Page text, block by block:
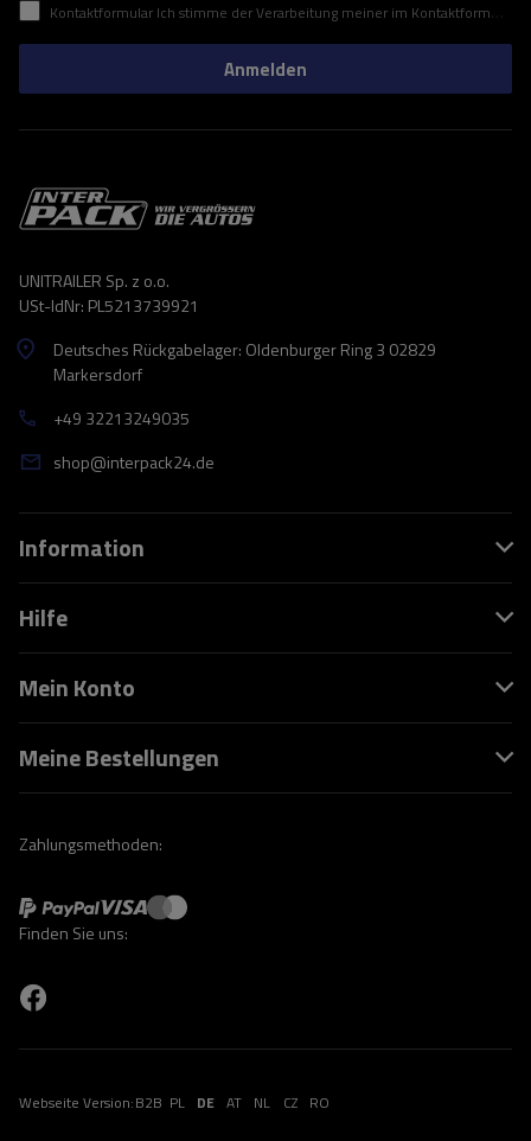
Kontaktformular Ich stimme der Verarbeitung meiner im Kontaktformular enthaltenen personenbezogenen Daten gemäß der Verordnung (EU) des Europäischen Parlaments und des Rates zu.
Anmelden
UNITRAILER Sp. z o.o.
USt-IdNr: PL5213739921
Deutsches Rückgabelager: Oldenburger Ring 3 02829
Markersdorf
+49 32213249035
shop@interpack24.de
Information
Hilfe
Mein Konto
Meine Bestellungen
Zahlungsmethoden:
Finden Sie uns:
Webseite Version:B2B PL DE AT NL CZ RO